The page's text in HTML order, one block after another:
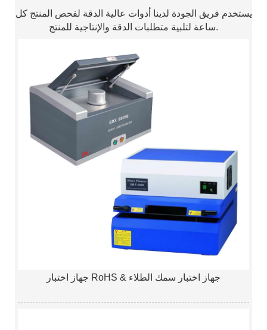
يستخدم فريق الجودة لدينا أدوات عالية الدقة لفحص المنتج كل
ساعة لتلبية متطلبات الدقة والإنتاجية للمنتج.
جهاز اختبار RoHS & جهاز اختبار سمك الطلاء